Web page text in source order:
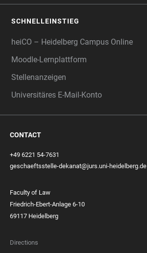
SCHNELLEINSTIEG
heiCO – Heidelberg Campus Online
Moodle-Lernplattform
Stellenanzeigen
Universitäres E-Mail-Konto
CONTACT
+49 6221 54-7631
geschaeftsstelle-dekanat@jurs.uni-heidelberg.de
Faculty of Law
Friedrich-Ebert-Anlage 6-10
69117 Heidelberg
Directions